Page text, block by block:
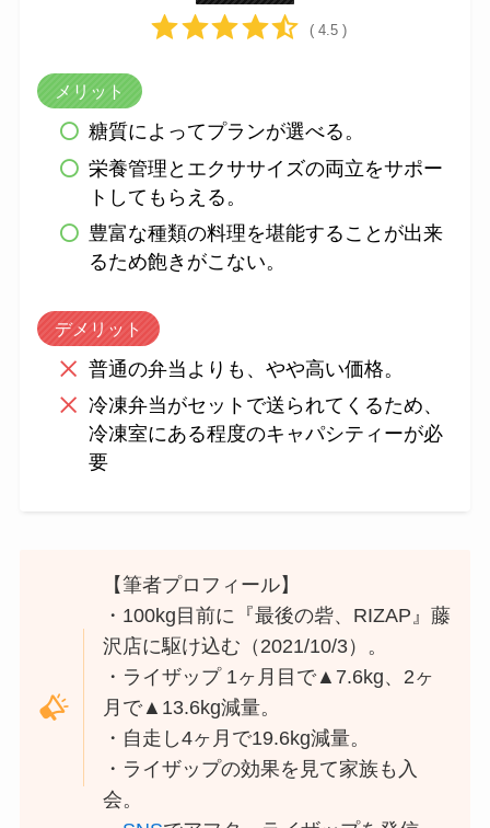
( 4.5 )
メリット
糖質によってプランが選べる。
栄養管理とエクササイズの両立をサポー
トしてもらえる。
豊富な種類の料理を堪能することが出来
るため飽きがこない。
デメリット
普通の弁当よりも、やや高い価格。
冷凍弁当がセットで送られてくるため、
冷凍室にある程度のキャパシティーが必
要
【筆者プロフィール】
・100kg目前に『最後の砦、RIZAP』藤
沢店に駆け込む（2021/10/3）。
・ライザップ 1ヶ月目で▲7.6kg、2ヶ
月で▲13.6kg減量。
・自走し4ヶ月で19.6kg減量。
・ライザップの効果を見て家族も入
会。